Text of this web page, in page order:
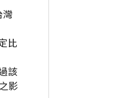
灣
比
該
影